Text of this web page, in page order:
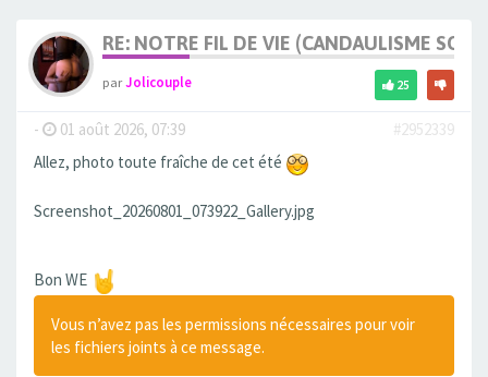
RE: NOTRE FIL DE VIE (CANDAULISME
parJolicouple 25
- 01 août 2026, 07:39
#2952339
Allez, photo toute fraîche de cet été
Screenshot_20260801_073922_Gallery.jpg
Bon WE
Vous n’avez pas les permissions nécessaires pour voir
les fichiers joints à ce message.